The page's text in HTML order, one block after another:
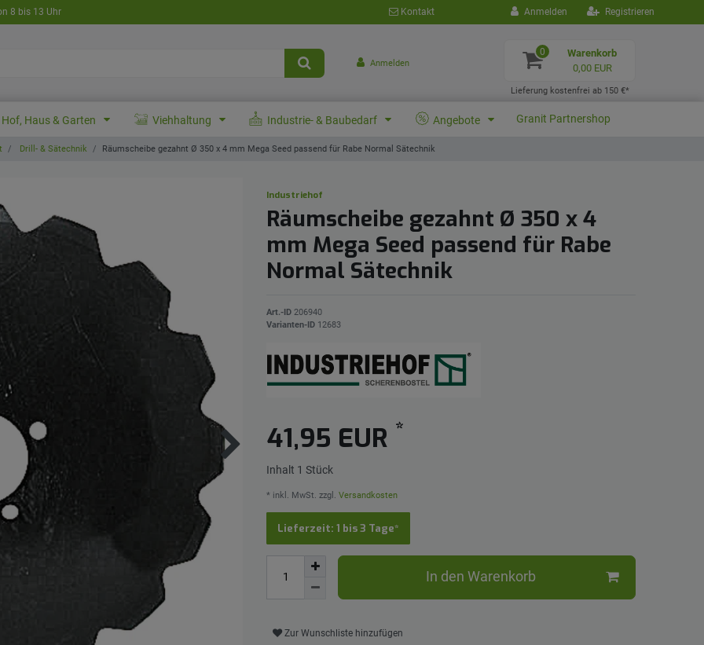
8 bis 13 Uhr Kontakt Anmelden Registrieren
Anmelden
0
Warenkorb
0,00 EUR
Lieferung kostenfrei ab 150 €*
Hof, Haus & Garten Viehhaltung Industrie- & Baubedarf Angebote Granit Partnershop
Drill- & Sätechnik Räumscheibe gezahnt Ø 350 x 4 mm Mega Seed passend für Rabe Normal Sätechnik
Industriehof
Räumscheibe gezahnt Ø 350 x 4
mm Mega Seed passend für Rabe
Normal Sätechnik
Art.-ID 206940
Varianten-ID 12683
41,95 EUR *
Inhalt 1 Stück
* inkl. MwSt. zzgl. Versandkosten
Lieferzeit: 1 bis 3 Tage*
In den Warenkorb
Zur Wunschliste hinzufügen